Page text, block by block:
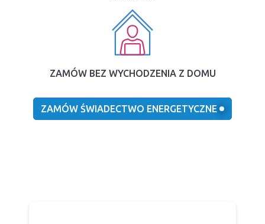
ZAMÓW BEZ WYCHODZENIA Z DOMU
ZAMÓW ŚWIADECTWO ENERGETYCZNE